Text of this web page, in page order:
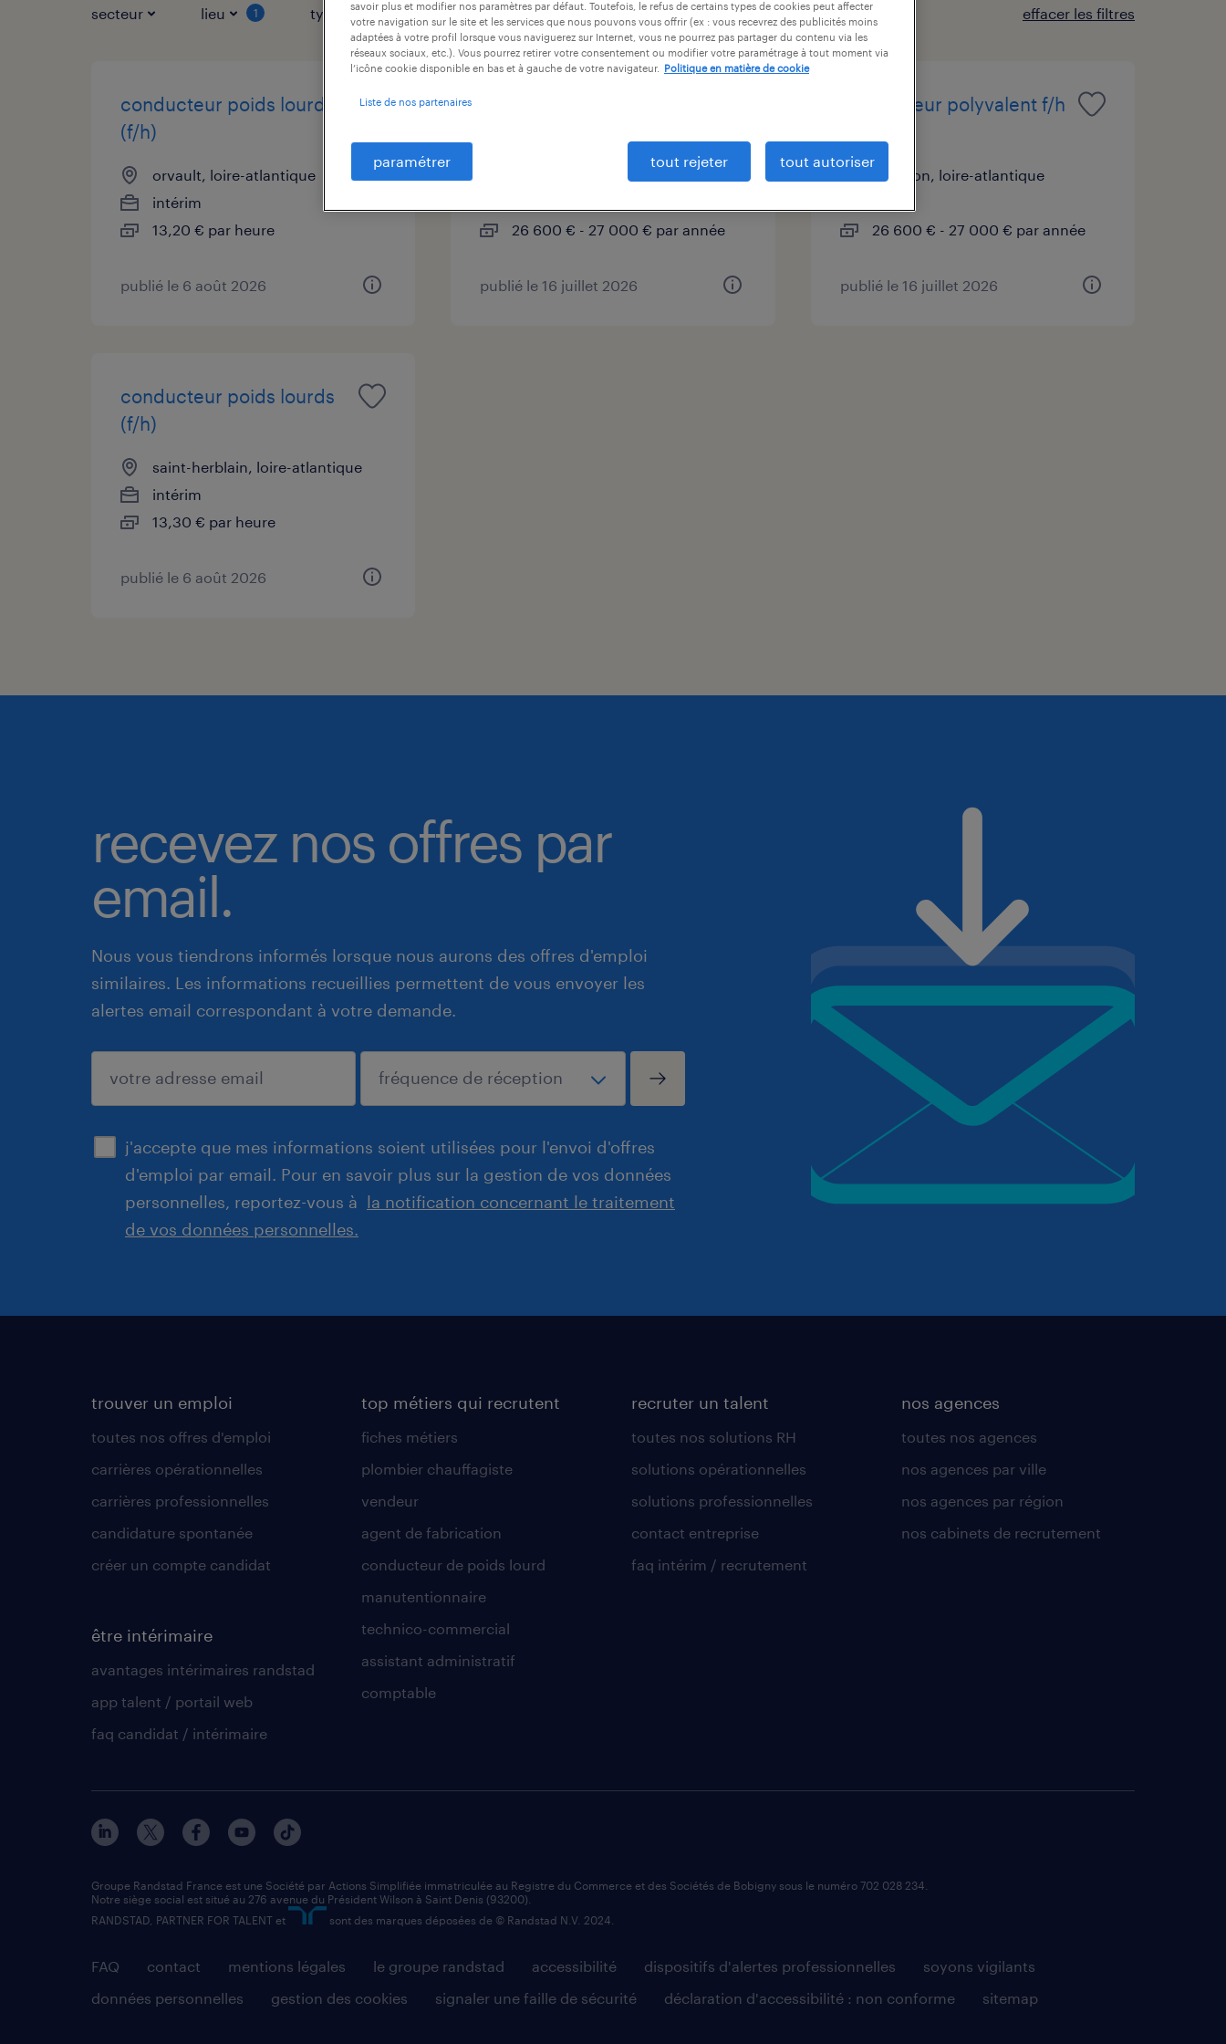
secteur lieu 1 type de contrat durée du contrat niveau d'expérience effacer les filtres
conducteur poids lourds
(f/h)
orvault, loire-atlantique
intérim
13,20 € par heure
publié le 6 août 2026
couëron, loire-atlantique
26 600 € - 27 000 € par année
publié le 16 juillet 2026
conducteur polyvalent f/h
couëron, loire-atlantique
26 600 € - 27 000 € par année
publié le 16 juillet 2026
conducteur poids lourds
(f/h)
saint-herblain, loire-atlantique
intérim
13,30 € par heure
publié le 6 août 2026
recevez nos offres par
email.
Nous vous tiendrons informés lorsque nous aurons des offres d'emploi
similaires. Les informations recueillies permettent de vous envoyer les
alertes email correspondant à votre demande.
j'accepte que mes informations soient utilisées pour l'envoi d'offres
d'emploi par email. Pour en savoir plus sur la gestion de vos données
personnelles, reportez-vous à la notification concernant le traitement
de vos données personnelles.
enregistrer
trouver un emploi
toutes nos offres d'emploi
carrières opérationnelles
carrières professionnelles
candidature spontanée
créer un compte candidat
être intérimaire
avantages intérimaires randstad
app talent / portail web
faq candidat / intérimaire
top métiers qui recrutent
fiches métiers
plombier chauffagiste
vendeur
agent de fabrication
conducteur de poids lourd
manutentionnaire
technico-commercial
assistant administratif
comptable
recruter un talent
toutes nos solutions RH
solutions opérationnelles
solutions professionnelles
contact entreprise
faq intérim / recrutement
nos agences
toutes nos agences
nos agences par ville
nos agences par région
nos cabinets de recrutement
FAQ contact mentions légales le groupe randstad accessibilité dispositifs d'alertes professionnelles
soyons vigilants
données personnelles
gestion des cookies signaler une faille de sécurité déclaration d'accessibilité : non conforme sitemap
Groupe Randstad France est une Société par Actions Simplifiée immatriculée au Registre du Commerce et des Sociétés de Bobigny sous le numéro 702 028 234.
Notre siège social est situé au 276 avenue du Président Wilson à Saint Denis (93200).
RANDSTAD, PARTNER FOR TALENT et
sont des marques déposées de © Randstad N.V. 2024.
savoir plus et modifier nos paramètres par défaut. Toutefois, le refus de certains types de cookies peut affecter
votre navigation sur le site et les services que nous pouvons vous offrir (ex : vous recevrez des publicités moins
adaptées à votre profil lorsque vous naviguerez sur Internet, vous ne pourrez pas partager du contenu via les
réseaux sociaux, etc.). Vous pourrez retirer votre consentement ou modifier votre paramétrage à tout moment via
l’icône cookie disponible en bas et à gauche de votre navigateur.
Politique en matière de cookie
Liste de nos partenaires
paramétrer tout rejeter tout autoriser